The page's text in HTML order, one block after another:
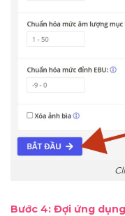
Bước 4: Đợi ứng